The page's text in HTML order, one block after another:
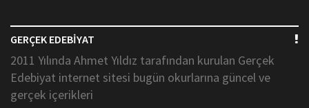
GERÇEK EDEBİYAT
2011 Yılında Ahmet Yıldız tarafından kurulan Gerçek
Edebiyat internet sitesi bugün okurlarına güncel ve
gerçek içerikleri